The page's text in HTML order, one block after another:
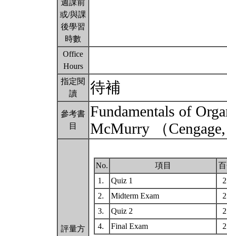
週課前
或/與課
後學習
時數
Office
Hours
指定閱
讀
待補
參考書
目
Fundamentals of
McMurry （
評量方
No. 項目
1.
Quiz 1
2.
Midterm Exam
3.
Quiz 2
4.
Final Exam